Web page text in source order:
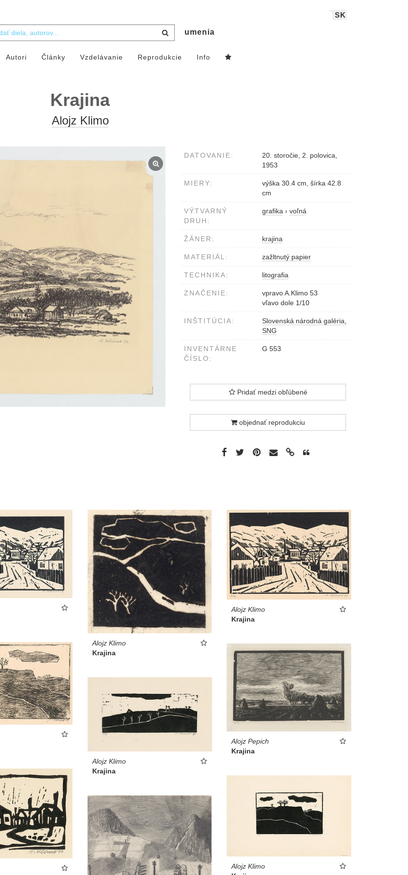
SK
umenia
Autori Články Vzdelávanie Reprodukcie Info
Krajina
Alojz Klimo
DATOVANIE:
20. storočie, 2. polovica,
1953
MIERY:
výška 30.4 cm, šírka 42.8
cm
VÝTVARNÝ
DRUH:
grafika › voľná
ŽÁNER: krajina
MATERIÁL: zažltnutý papier
TECHNIKA: litografia
ZNAČENIE:
vpravo A.Klimo 53
vľavo dole 1/10
INŠTITÚCIA:
Slovenská národná galéria,
SNG
INVENTÁRNE
ČÍSLO:
G 553
Pridať medzi obľúbené
objednať reprodukciu
Alojz Klimo
Krajina
Alojz Klimo
Krajina
Alojz Pepich
Krajina
Alojz Klimo
Krajina
Alojz Klimo